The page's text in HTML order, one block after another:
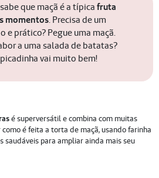
que maçã é a típica fruta
momentos. Precisa de um
e prático? Pegue uma maçã.
a uma salada de batatas?
vai muito bem!
é superversátil e combina com muitas
é feita a torta de maçã, usando farinha
saudáveis para ampliar ainda mais seu